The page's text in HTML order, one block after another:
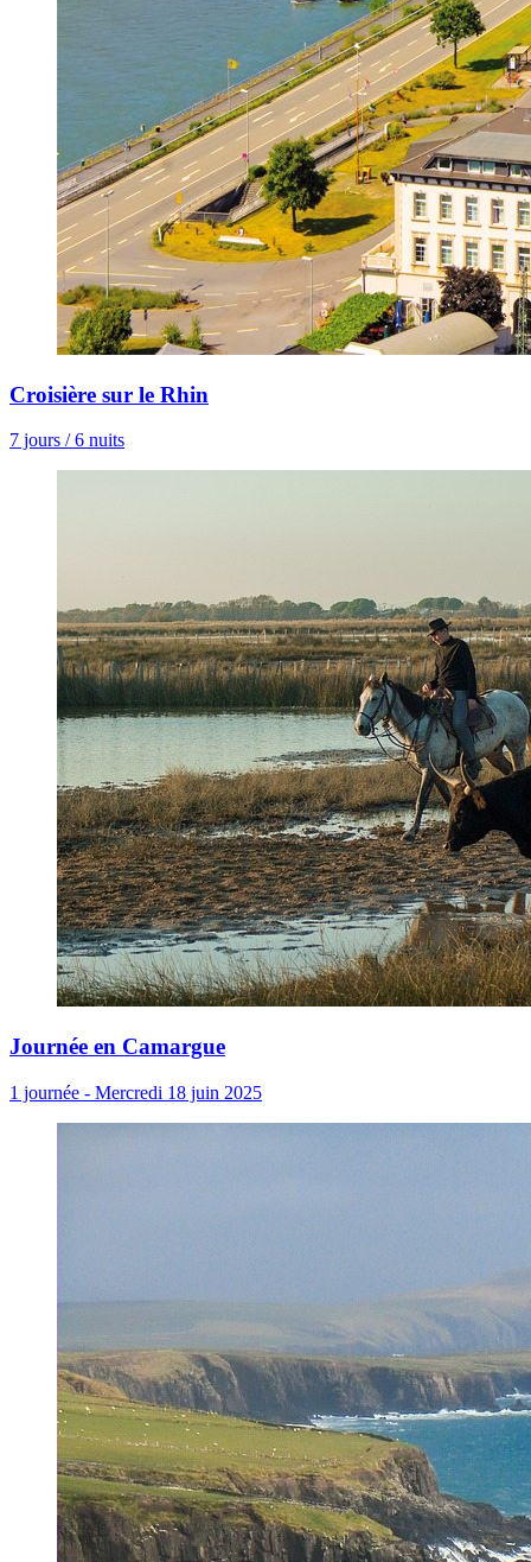
Croisière sur le Rhin
7 jours / 6 nuits
Journée en Camargue
1 journée - Mercredi 18 juin 2025